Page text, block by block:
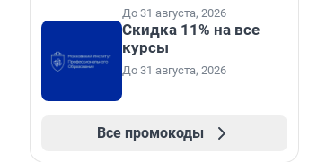
До 31 августа, 2026
Скидка 11% на все
курсы
До 31 августа, 2026
Все промокоды